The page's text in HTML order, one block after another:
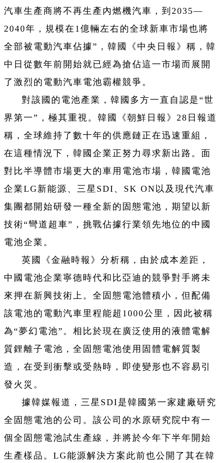
汽車生產商將不再生產內燃機汽車，到2035—
2040年，規模在1億輛左右的全球新車市場也將
全部被電動汽車佔據”，韓國《中央日報》稱，韓
中日從數年前開始就已經為搶佔這一市場而展開
了激烈的電動汽車電池霸權競爭。
對該國的電池產業，韓國多方一直自認是“世
界第一”，極其重視。韓國《朝鮮日報》28日報道
稱，全球維持了數十年的供應鏈正在迅速重組，
在這種情況下，韓國企業正努力尋求新出路。面
對比半導體市場更大的車用電池市場，韓國電池
企業LG新能源、三星SDI、SK ON以及現代汽車
集團都開始研發一種全新的固態電池，期望以新
技術“彎道超車”，挑戰佔據行業領先地位的中國
電池企業。
英國《金融時報》分析稱，由於成本差距，
中國電池企業寧德時代和比亞迪的競爭對手將未
來押在新興技術上。全固態電池體積小，但配備
該電池的電動汽車里程能超1000公里，因此被稱
為“夢幻電池”。相比於現在廣泛使用的液體電解
質鋰離子電池，全固態電池使用固體電解質製
造，在受到衝擊或受熱時，即使變形也不容易引
發火災。
據韓媒報道，三星SDI是韓國第一家建廠研究
全固態電池的公司。該公司的水原研究院中有一
個全固態電池試生產線，并將於今年下半年開始
生產樣品。LG能源解決方案此前也公開了其在韓